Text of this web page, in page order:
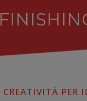
CREATIVITÀ PER